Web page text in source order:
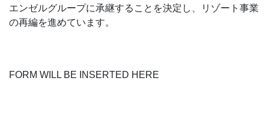
エンゼルグループに承継することを決定し、リゾート事業
の再編を進めています。
FORM WILL BE INSERTED HERE